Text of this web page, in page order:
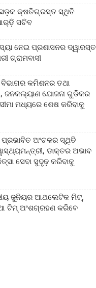
କ୍ଷତିଗ୍ରସ୍ତ ସ୍ଥିତି
ସଚିବ
ନେଇ ପ୍ରଶାସନର ଦ୍ୱାରସ୍ତ
ଗ୍ରାମବାସୀ
କମିଶନର ତଥା
ଜନକଲ୍ୟାଣ ଯୋଜନା ଗୁଡିକର
ମଧ୍ୟରେ ଶେଷ କରିବାକୁ
ପ୍ରଭାବିତ ଅଂଚଳର ସ୍ଥିତି
ଡାକ୍ତର ଅଭାବ
ସେବା ସୁଦୃଢ଼ କରିବାକୁ
ଜୁନିୟର ଆଥଲେଟିକ ମିଟ୍‌,
ଟିମ୍ ଅଂଶଗ୍ରହଣ କରିବେ